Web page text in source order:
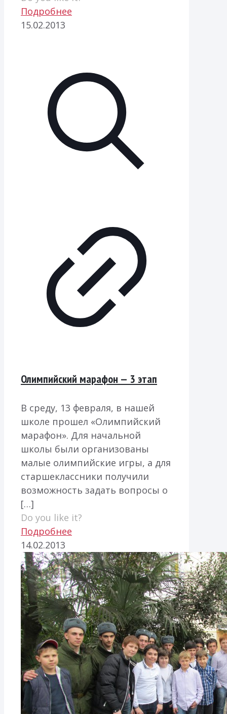
Подробнее
15.02.2013
Олимпийский марафон — 3 этап
В среду, 13 февраля, в нашей
школе прошел «Олимпийский
марафон». Для начальной
школы были организованы
малые олимпийские игры, а для
старшеклассники получили
возможность задать вопросы о
[…]
Do you like it?
Подробнее
14.02.2013